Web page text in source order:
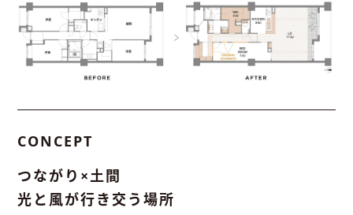
CONCEPT
つながり×土間
光と風が行き交う場所